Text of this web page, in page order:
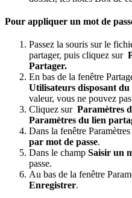
Pour appliquer un mot de
Passez la souris sur le
partager, puis cliquez sur
Partager.
En bas de la fenêtre
Utilisateurs disposant du
valeur, vous ne pouvez
Cliquez sur Paramètres
Paramètres du lien
Dans la fenêtre
par mot de passe.
Dans le champ Saisir un
passe.
Au bas de la fenêtre
Enregistrer.